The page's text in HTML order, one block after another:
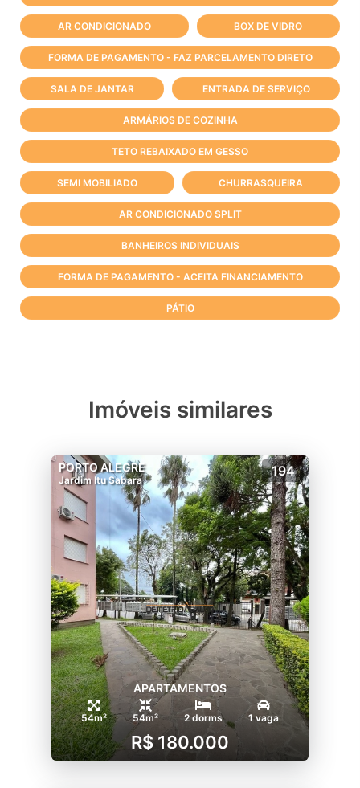
AR CONDICIONADO BOX DE VIDRO
FORMA DE PAGAMENTO - FAZ PARCELAMENTO DIRETO
SALA DE JANTAR ENTRADA DE SERVIÇO
ARMÁRIOS DE COZINHA
TETO REBAIXADO EM GESSO
SEMI MOBILIADO CHURRASQUEIRA
AR CONDICIONADO SPLIT
BANHEIROS INDIVIDUAIS
FORMA DE PAGAMENTO - ACEITA FINANCIAMENTO
PÁTIO
Imóveis similares
PORTO ALEGRE
Jardim Itu Sabara
194
APARTAMENTOS
54m² 54m² 2 dorms 1 vaga
R$ 180.000